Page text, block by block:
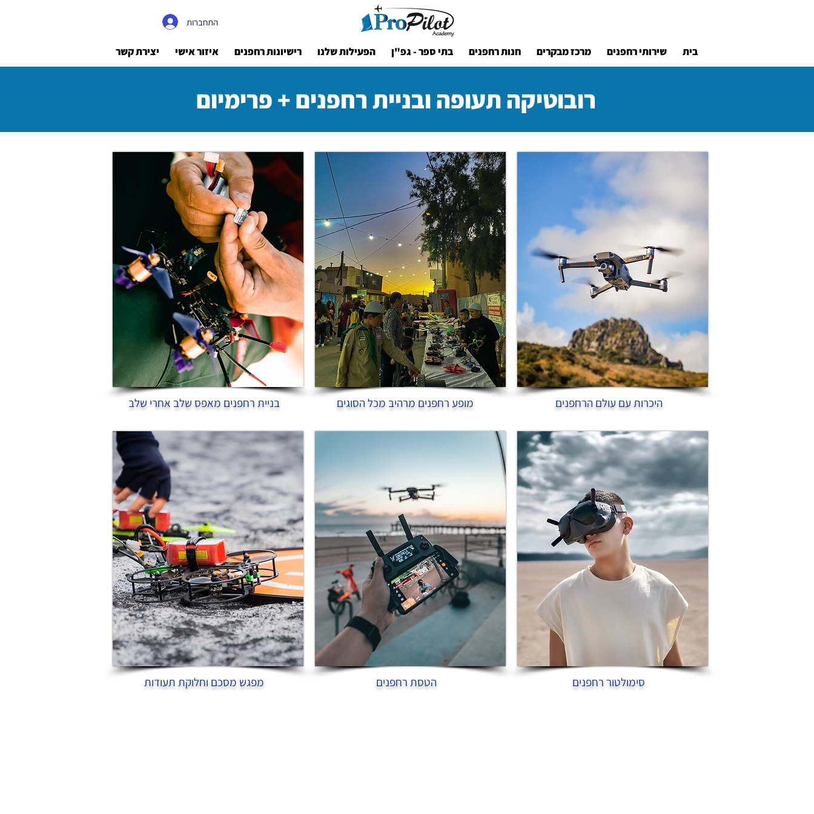
התחברות
בית שירותי רחפנים מרכז מבקרים חנות רחפנים בתי ספר - גפ"ן הפעילות שלנו רישיונות רחפנים איזור אישי יצירת קשר
רובוטיקה תעופה ובניית רחפנים + פרימיום
בניית רחפנים מאפס שלב אחרי שלב מופע רחפנים מרהיב מכל הסוגים היכרות עם עולם הרחפנים
מפגש מסכם וחלוקת תעודות הטסת רחפנים סימולטור רחפנים